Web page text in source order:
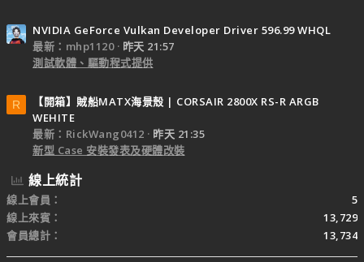
NVIDIA GeForce Vulkan Developer Driver 596.99 WHQL
最新：mhp1120
昨天 21:57
測試軟體、驅動程式提供
R
【開箱】賊船MATX海景殼 | CORSAIR 2800X RS-R ARGB
WEHITE
最新：RickWang0412
昨天 21:35
新型 Case 安裝發表及硬體改裝
線上統計
線上會員
5
線上來賓
13,729
會員總計
13,734